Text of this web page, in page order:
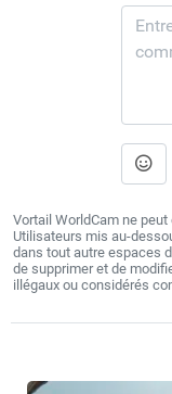
Vortail WorldCam ne
Utilisateurs mis au-
dans tout autre espaces
de supprimer et de
illégaux ou considérés